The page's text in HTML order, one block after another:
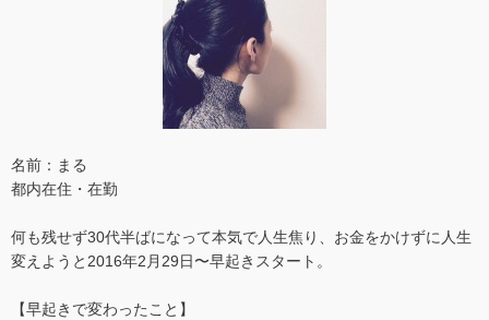
名前：まる
都内在住・在勤
何も残せず30代半ばになって本気で人生焦り、お金をかけずに人生
変えようと2016年2月29日〜早起きスタート。
【早起きで変わったこと】